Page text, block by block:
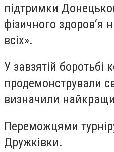
підтримки
фізичного здоров‘я
всіх».
У завзятій боротьбі
продемонстрували
визначили
Переможцями
Дружківки.